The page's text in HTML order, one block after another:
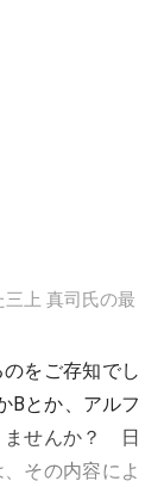
三上 真司氏の最
をご存知でし
Bとか、アルフ
ませんか？ 日
その内容によ